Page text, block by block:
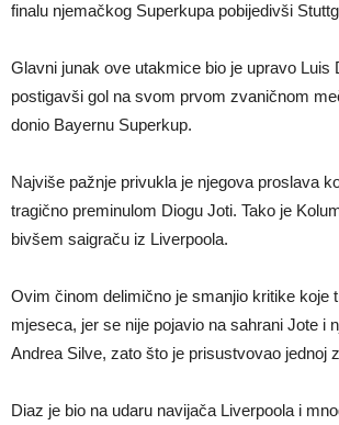
finalu njemačkog Superkupa pobijedivši
Glavni junak ove utakmice bio je upravo Luis
postigavši gol na svom prvom zvaničnom
donio Bayernu Superkup.
Najviše pažnje privukla je njegova proslava
tragično preminulom Diogu Joti. Tako je
bivšem saigraču iz Liverpoola.
Ovim činom delimično je smanjio kritike koje
mjeseca, jer se nije pojavio na sahrani Jote i
Andrea Silve, zato što je prisustvovao jednoj
Diaz je bio na udaru navijača Liverpoola i